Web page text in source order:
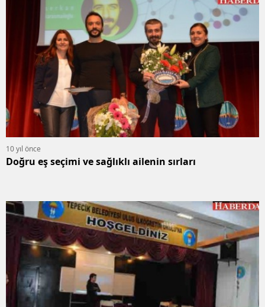
10 yıl önce
Doğru eş seçimi ve sağlıklı ailenin sırları